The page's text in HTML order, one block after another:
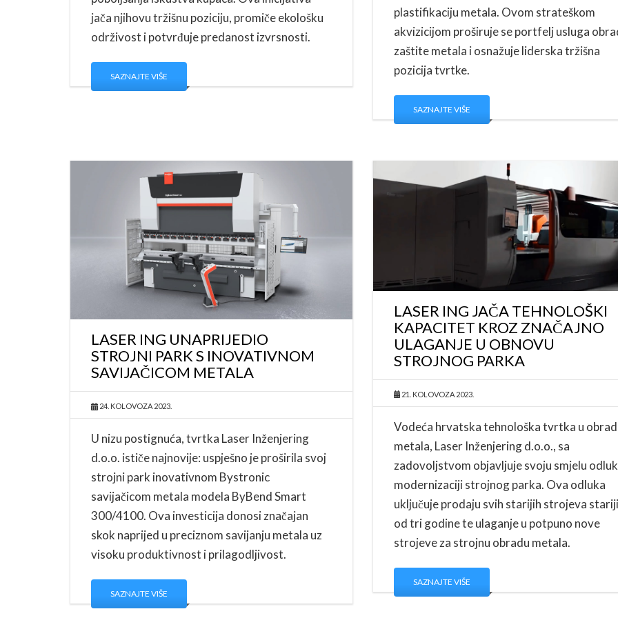
jača njihovu tržišnu poziciju, promiče ekološku
održivost i potvrđuje predanost izvrsnosti.
SAZNAJTE VIŠE
plastifikaciju metala. Ovom strateškom
akvizicijom proširuje se portfelj usluga
zaštite metala i osnažuje liderska tržišna
pozicija tvrtke.
SAZNAJTE VIŠE
LASER ING UNAPRIJEDIO
STROJNI PARK S INOVATIVNOM
SAVIJAČICOM METALA
24. KOLOVOZA 2023.
U nizu postignuća, tvrtka Laser Inženjering
d.o.o. ističe najnovije: uspješno je proširila svoj
strojni park inovativnom Bystronic
savijačicom metala modela ByBend Smart
300/4100. Ova investicija donosi značajan
skok naprijed u preciznom savijanju metala uz
visoku produktivnost i prilagodljivost.
SAZNAJTE VIŠE
LASER ING JAČA TEHNOLOŠKI
KAPACITET KROZ ZNAČAJNO
ULAGANJE U OBNOVU
STROJNOG PARKA
21. KOLOVOZA 2023.
Vodeća hrvatska tehnološka tvrtka u
metala, Laser Inženjering d.o.o., sa
zadovoljstvom objavljuje svoju smjelu
modernizaciji strojnog parka. Ova odluka
uključuje prodaju svih starijih strojeva
od tri godine te ulaganje u potpuno nove
strojeve za strojnu obradu metala.
SAZNAJTE VIŠE